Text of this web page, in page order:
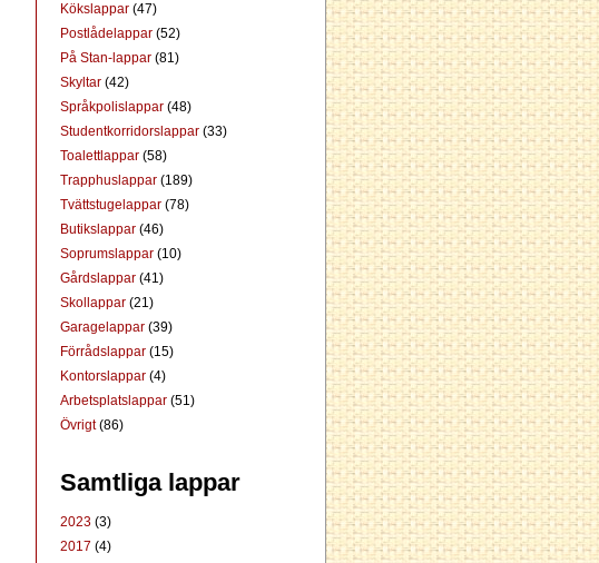
Kökslappar (47)
Postlådelappar (52)
På Stan-lappar (81)
Skyltar (42)
Språkpolislappar (48)
Studentkorridorslappar (33)
Toalettlappar (58)
Trapphuslappar (189)
Tvättstugelappar (78)
Butikslappar (46)
Soprumslappar (10)
Gårdslappar (41)
Skollappar (21)
Garagelappar (39)
Förrådslappar (15)
Kontorslappar (4)
Arbetsplatslappar (51)
Övrigt(86)
Samtliga lappar
2023 (3)
2017 (4)